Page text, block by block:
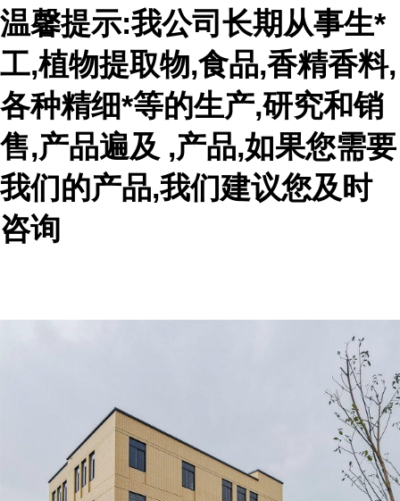
温馨提示:我公司长期从事生*
工,植物提取物,食品,香精香料,
各种精细*等的生产,研究和销
售,产品遍及 ,产品,如果您需要
我们的产品,我们建议您及时
咨询